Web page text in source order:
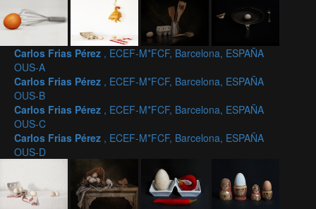
Carlos Frias Pérez , ECEF-M*FCF, Barcelona, ESPAÑA
OUS-A
Carlos Frias Pérez , ECEF-M*FCF, Barcelona, ESPAÑA
OUS-B
Carlos Frias Pérez , ECEF-M*FCF, Barcelona, ESPAÑA
OUS-C
Carlos Frias Pérez , ECEF-M*FCF, Barcelona, ESPAÑA
OUS-D